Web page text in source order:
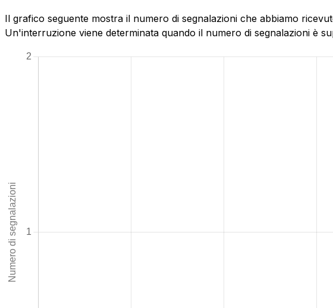
Il grafico seguente mostra il numero di segnalazioni che abbiamo
Un'interruzione viene determinata quando il numero di segnalazioni è